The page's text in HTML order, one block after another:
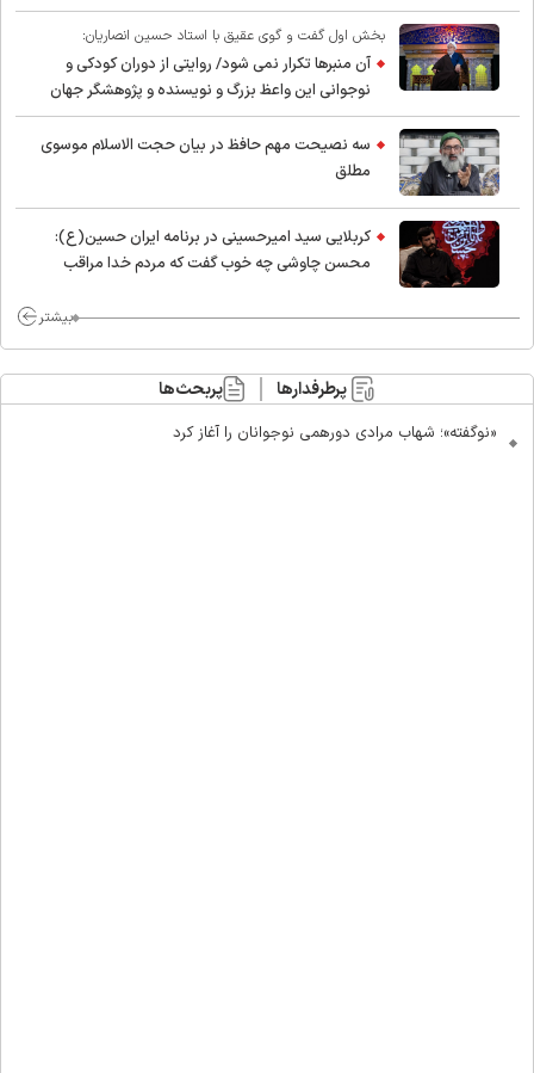
بخش اول گفت و گوی عقیق با استاد حسین انصاریان:
آن منبرها تکرار نمی شود/ روایتی از دوران کودکی و
نوجوانی این واعظ بزرگ و نویسنده و پژوهشگر جهان
اسلام
سه نصیحت مهم حافظ در بیان حجت الاسلام موسوی
مطلق
کربلایی سید امیر‌حسینی در برنامه ایران حسین(ع):
محسن چاوشی چه خوب گفت که مردم خدا مراقب
بیشتر
پرطرفدارها پربحث‌ها
«نوگفته»؛ شهاب مرادی دورهمی نوجوانان را آغاز کرد